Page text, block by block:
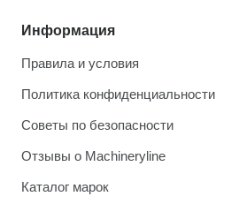
Информация
Правила и условия
Политика конфиденциальности
Советы по безопасности
Отзывы о Machineryline
Каталог марок